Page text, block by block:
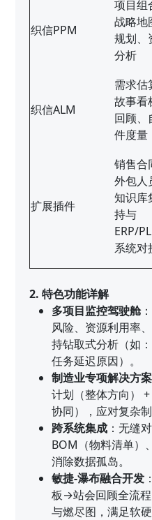
织信PPM
项目组
战略地
规划、
分析
织信ALM
需求估
故事看
回顾、
件度量
扩展插件
销售合
外包人
知识库
持与
ERP/
系统对
2. 特色功能详解
多项目监控驾驶舱
风险、资源利用率
持钻取式分析（如
任务延迟原因）。
制造业专项解决方案
计划（整体方向）
协同），应对复杂制
跨系统集成 ：无缝
BOM（物料清单）
消除数据孤岛。
敏捷-瀑布融合开发
板→站会回顾全流
与燃尽图，满足软